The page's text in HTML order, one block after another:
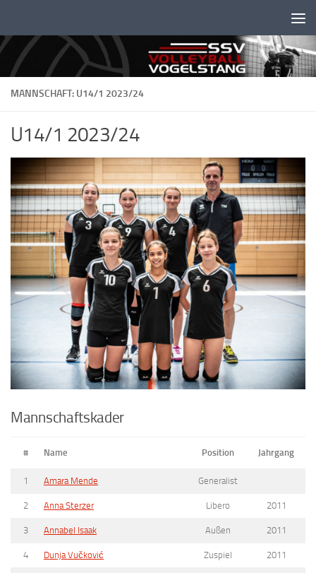
MANNSCHAFT: U14/1 2023/24
U14/1 2023/24
Mannschaftskader
# Name Position Jahrgang
1 Amara Mende Generalist
2 Anna Sterzer Libero 2011
3 Annabel Isaak Außen 2011
4 Dunja Vučković Zuspiel 2011